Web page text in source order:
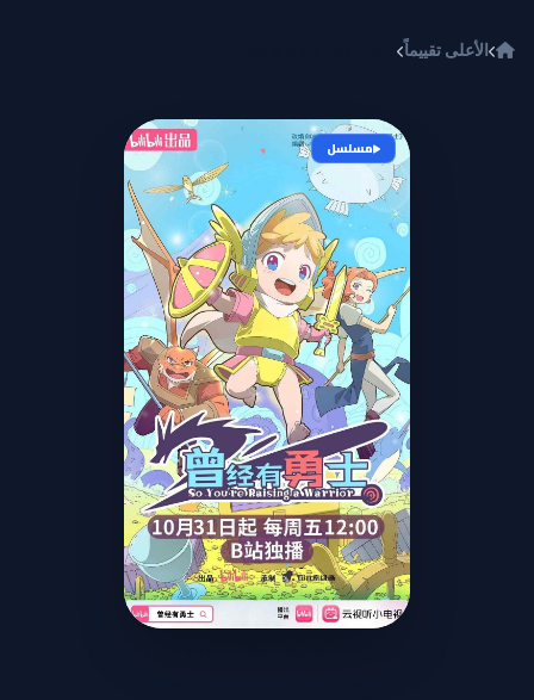
الأعلى تقييماً
مسلسل
Cengjing You Yongshi (So Youre